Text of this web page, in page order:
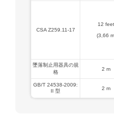
CSA Z259.11-17
12 feet
(3,66
墜落制止用器具の規
格
2 m
GB/T 24538-2009:
II 型
2 m